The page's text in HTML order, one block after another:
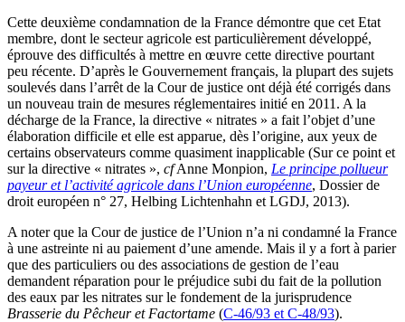
Cette deuxième condamnation de la France démontre que cet Etat
membre, dont le secteur agricole est particulièrement développé,
éprouve des difficultés à mettre en œuvre cette directive pourtant
peu récente. D’après le Gouvernement français, la plupart des sujets
soulevés dans l’arrêt de la Cour de justice ont déjà été corrigés dans
un nouveau train de mesures réglementaires initié en 2011. A la
décharge de la France, la directive « nitrates » a fait l’objet d’une
élaboration difficile et elle est apparue, dès l’origine, aux yeux de
certains observateurs comme quasiment inapplicable (Sur ce point et
sur la directive « nitrates », cfAnne Monpion, Le principe pollueur
payeur et l’activité agricole dans l’Union européenne, Dossier de
droit européen n° 27, Helbing Lichtenhahn et LGDJ, 2013).
A noter que la Cour de justice de l’Union n’a ni condamné la France
à une astreinte ni au paiement d’une amende. Mais il y a fort à parier
que des particuliers ou des associations de gestion de l’eau
demandent réparation pour le préjudice subi du fait de la pollution
des eaux par les nitrates sur le fondement de la jurisprudence
Brasserie du Pêcheur et Factortame (C-46/93 et C-48/93).